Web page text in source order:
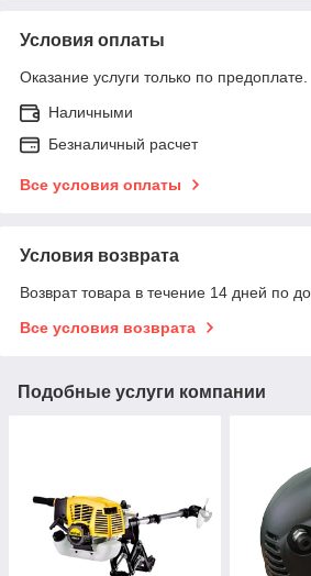
Условия оплаты
Оказание услуги только по предоплате.
Наличными
Безналичный расчет
Все условия оплаты
Условия возврата
Возврат товара в течение 14 дней по
Все условия возврата
Подобные услуги компании